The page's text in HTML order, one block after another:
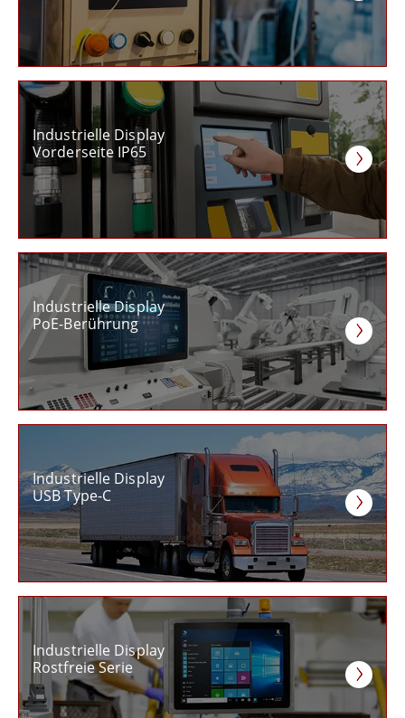
Industrielle Display
Vorderseite IP65
Industrielle Display
PoE-Berührung
Industrielle Display
USB Type-C
Industrielle Display
Rostfreie Serie